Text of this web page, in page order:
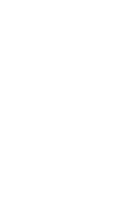
en speelt
roos
Quentin
moment.